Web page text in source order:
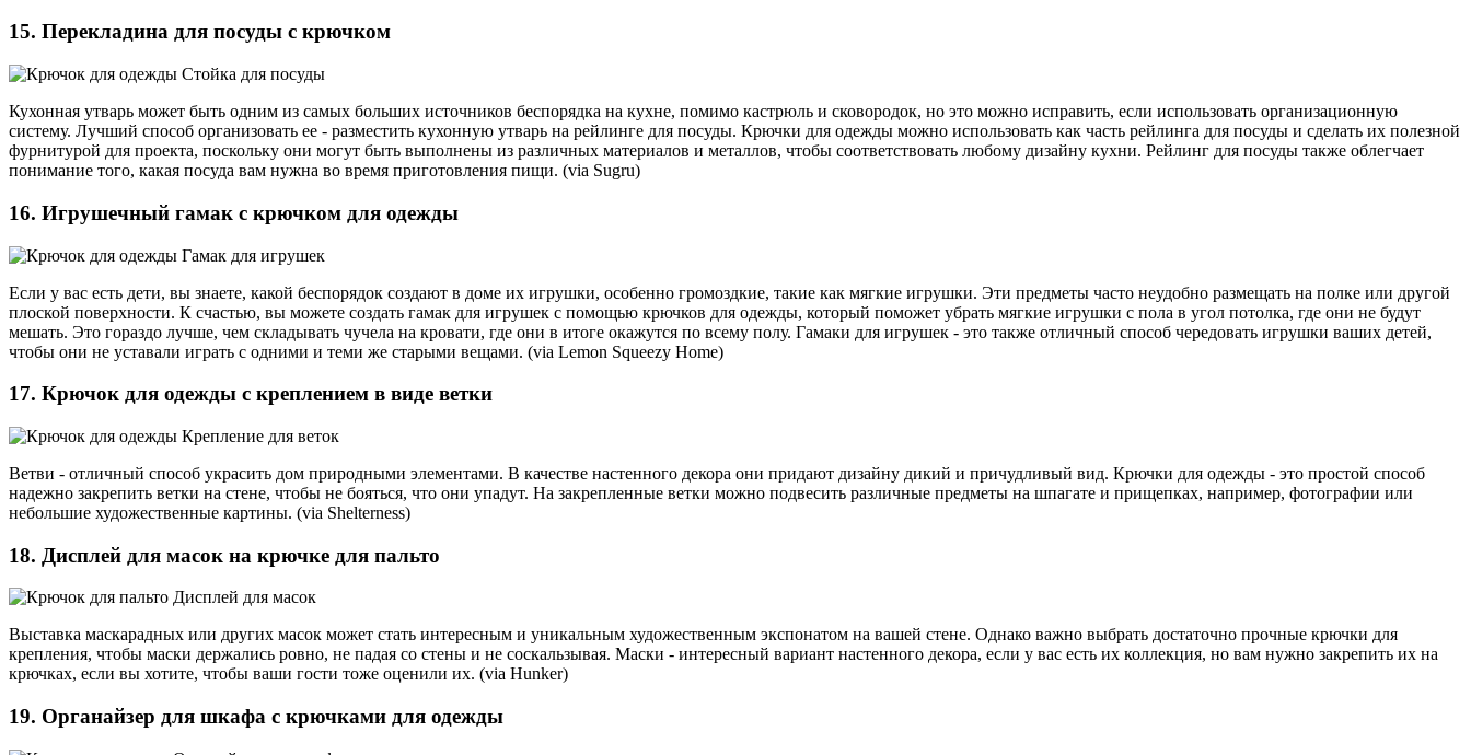
15. Перекладина для посуды с крючком
Кухонная утварь может быть одним из самых больших источников беспорядка на кухне, помимо кастрюль и сковородок, но это можно исправить, если использовать организационную
систему. Лучший способ организовать ее - разместить кухонную утварь на рейлинге для посуды. Крючки для одежды можно использовать как часть рейлинга для посуды и сделать их полезной
фурнитурой для проекта, поскольку они могут быть выполнены из различных материалов и металлов, чтобы соответствовать любому дизайну кухни. Рейлинг для посуды также облегчает
понимание того, какая посуда вам нужна во время приготовления пищи. (via Sugru)
16. Игрушечный гамак с крючком для одежды
Если у вас есть дети, вы знаете, какой беспорядок создают в доме их игрушки, особенно громоздкие, такие как мягкие игрушки. Эти предметы часто неудобно размещать на полке или другой
плоской поверхности. К счастью, вы можете создать гамак для игрушек с помощью крючков для одежды, который поможет убрать мягкие игрушки с пола в угол потолка, где они не будут
мешать. Это гораздо лучше, чем складывать чучела на кровати, где они в итоге окажутся по всему полу. Гамаки для игрушек - это также отличный способ чередовать игрушки ваших детей,
чтобы они не уставали играть с одними и теми же старыми вещами. (via Lemon Squeezy Home)
17. Крючок для одежды с креплением в виде ветки
Ветви - отличный способ украсить дом природными элементами. В качестве настенного декора они придают дизайну дикий и причудливый вид. Крючки для одежды - это простой способ
надежно закрепить ветки на стене, чтобы не бояться, что они упадут. На закрепленные ветки можно подвесить различные предметы на шпагате и прищепках, например, фотографии или
небольшие художественные картины. (via Shelterness)
18. Дисплей для масок на крючке для пальто
Выставка маскарадных или других масок может стать интересным и уникальным художественным экспонатом на вашей стене. Однако важно выбрать достаточно прочные крючки для
крепления, чтобы маски держались ровно, не падая со стены и не соскальзывая. Маски - интересный вариант настенного декора, если у вас есть их коллекция, но вам нужно закрепить их на
крючках, если вы хотите, чтобы ваши гости тоже оценили их. (via Hunker)
19. Органайзер для шкафа с крючками для одежды